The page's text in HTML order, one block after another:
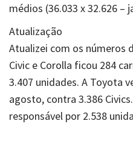
médios (36.033 x 32.626 –
Atualização
Atualizei com os números
Civic e Corolla ficou 284
3.407 unidades. A Toyota
agosto, contra 3.386
responsável por 2.538